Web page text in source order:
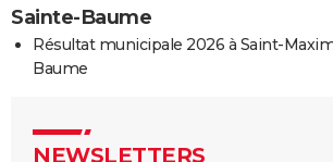
Sainte-Baume
Résultat municipale 2026 à Saint-
Baume
NEWSLETTERS